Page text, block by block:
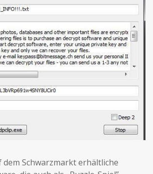
dem Schwarzmarkt erhältliche